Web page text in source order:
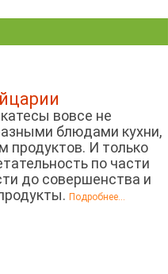
вовсе не
блюдами кухни,
продуктов. И только
по части
до совершенства и
Подробнее...